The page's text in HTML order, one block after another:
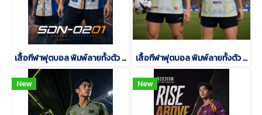
เสื้อกีฬาฟุตบอล พิมพ์ลายทั้งตัว เนื้อผ้า "นาโนเทค"SDN-0201 เสื้อกีฬาฟุตบอล พิมพ์ลายทั้งตัว เนื้อผ้า "นาโนเทค"SD-484
New New